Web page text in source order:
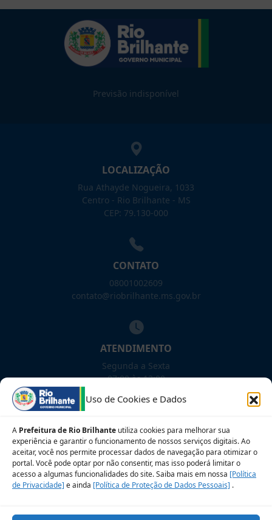
Uso de Cookies e Dados
A Prefeitura de Rio Brilhante utiliza cookies para melhorar sua
experiência e garantir o funcionamento de nossos serviços digitais. Ao
aceitar, você nos permite processar dados de navegação para otimizar o
portal. Você pode optar por não consentir, mas isso poderá limitar o
acesso a algumas funcionalidades do site. Saiba mais em nossa [Política
de Privacidade] e ainda [Política de Proteção de Dados Pessoais] .
Previsão indisponível
LOCALIZAÇÃO
Rua Athayde Nogueira, 1033
Centro - Rio Brilhante - MS
CEP: 79.130-000
CONTATO
08001002609
contato@riobrilhante.ms.gov.br
ATENDIMENTO
Segunda a Sexta
07:00 às 13:00
NOSSAS REDES!
Siga para novidades
Sobre a LGPD Perguntas frequentes